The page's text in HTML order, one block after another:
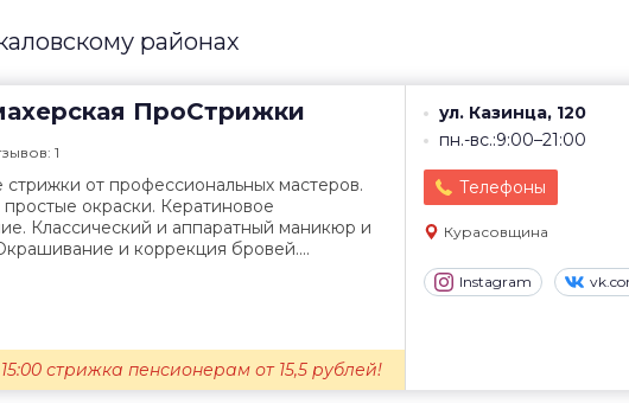
районах
ПроСтрижки
1
ул. Казинца, 120
пн.-вс.:9:00–21:00
Телефоны
Курасовщина
Instagram
от профессиональных мастеров.
окраски. Кератиновое
Классический и аппаратный маникюр и
и коррекция бровей....
стрижка пенсионерам от 15,5 рублей!